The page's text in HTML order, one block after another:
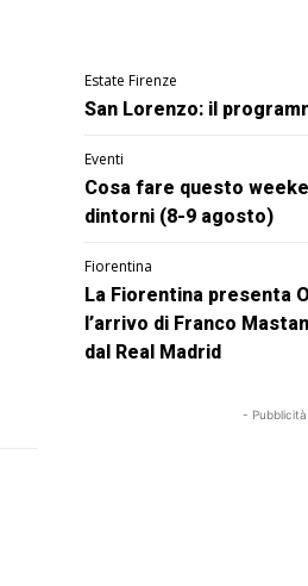
Estate Firenze
San Lorenzo: il
Eventi
Cosa fare questo
dintorni (8-9 agosto)
Fiorentina
La Fiorentina presenta
l’arrivo di Franco
dal Real Madrid
-